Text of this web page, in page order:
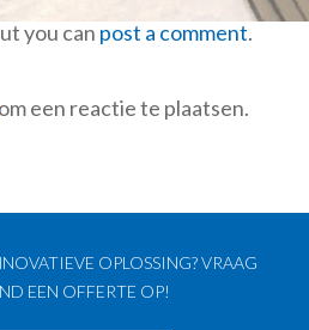
you can post a comment.
om een reactie te plaatsen.
OPLOSSING? VRAAG
EEN OFFERTE OP!